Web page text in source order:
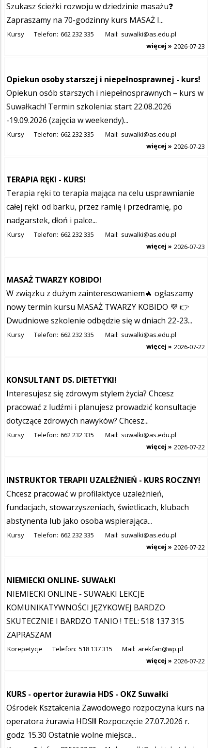
Szukasz ścieżki rozwoju w dziedzinie masażu❓
Zapraszamy na 70-godzinny kurs MASAŻ I...
Kursy Telefon: 662 232 335 Mail: suwalki@as.edu.pl
2026-07-23
więcej »
Opiekun osoby starszej i niepełnosprawnej - kurs!
Opiekun osób starszych i niepełnosprawnych – kurs w
Suwałkach! Termin szkolenia: start 22.08.2026
-19.09.2026 (zajęcia w weekendy)...
Kursy Telefon: 662 232 335 Mail: suwalki@as.edu.pl
2026-07-23
więcej »
TERAPIA RĘKI - KURS!
Terapia ręki to terapia mająca na celu usprawnianie
całej ręki: od barku, przez ramię i przedramię, po
nadgarstek, dłoń i palce...
Kursy Telefon: 662 232 335 Mail: suwalki@as.edu.pl
2026-07-23
więcej »
MASAŻ TWARZY KOBIDO!
W związku z dużym zainteresowaniem🔥 ogłaszamy
nowy termin kursu MASAŻ TWARZY KOBIDO 💜 👉
Dwudniowe szkolenie odbędzie się w dniach 22-23...
Kursy Telefon: 662 232 335 Mail: suwalki@as.edu.pl
2026-07-22
więcej »
KONSULTANT DS. DIETETYKI!
Interesujesz się zdrowym stylem życia? Chcesz
pracować z ludźmi i planujesz prowadzić konsultacje
dotyczące zdrowych nawyków? Chcesz...
Kursy Telefon: 662 232 335 Mail: suwalki@as.edu.pl
2026-07-22
więcej »
INSTRUKTOR TERAPII UZALEŻNIEŃ - KURS ROCZNY!
Chcesz pracować w profilaktyce uzależnień,
fundacjach, stowarzyszeniach, świetlicach, klubach
abstynenta lub jako osoba wspierająca...
Kursy Telefon: 662 232 335 Mail: suwalki@as.edu.pl
2026-07-22
więcej »
NIEMIECKI ONLINE- SUWAŁKI
NIEMIECKI ONLINE - SUWAŁKI LEKCJE
KOMUNIKATYWNOŚCI JĘZYKOWEJ BARDZO
SKUTECZNIE I BARDZO TANIO ! TEL: 518 137 315
ZAPRASZAM
Korepetycje Telefon: 518 137 315 Mail: arekfan@wp.pl
2026-07-22
więcej »
KURS - opertor żurawia HDS - OKZ Suwałki
Ośrodek Kształcenia Zawodowego rozpoczyna kurs na
operatora żurawia HDS!!! Rozpoczęcie 27.07.2026 r.
godz. 15.30 Ostatnie wolne miejsca...